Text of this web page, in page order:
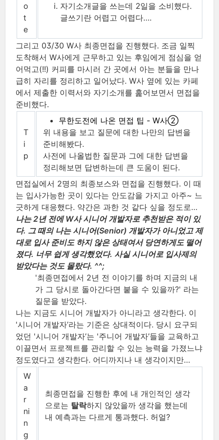
o
t
e
자기소개글을 쓰는데 2일을 소비했다.
글쓰기란 어렵고 어렵다…​.
그리고 03/30 W사 최종면접을 진행했다. 조금 일찍
도착해서 W사에게 근무하고 있는 후임에게 점심을 얻
어먹고(!!) 커피를 마시러 간 곳에서 아는 분들을 만나
급히 자리를 정리하고 일어났다. W사 옆에 있는 카페
에서 제출한 이력서와 자기소개를 훑어보면서 면접을
준비했다.
T
i
p
무한도전에 나온 면접 팁 - W사②
위 내용을 보고 질문에 대한 나만의 답변을
준비해봤다.
사전에 나올법한 질문과 그에 대한 답변을
정리해보면 답변하는데 큰 도움이 된다.
면접실에서 2명의 최종보스와 면접을 진행했다. 이 때
는 입사가능한 곳이 있다는 안도감을 가지고 아주~ 느
긋하게 대응했다. 약간은 과한 것 같다 싶을 정도로…​
나는 2년 전에 W사 시니어 개발자로 추천받은 적이 있
다. 그 때의 나는 시니어(Senior) 개발자가 아니었고 제
대로 입사 준비도 하지 않은 상태여서 당연하게도 떨어
졌다. 너무 쉽게 생각했었다. 사실 시니어로 입사제의
받았다는 것도 몰랐다. ^^;
'최종면접에서 2년 전 이야기를 하며 지금의 내
가 그 당시로 돌아간다면 붙을 수 있을까?' 라는
질문을 받았다.
나는 지금도 시니어 개발자가 아니라고 생각한다. 이
'시니어 개발자’라는 기준은 상대적이다. 당시 요구되
었던 '시니어 개발자’는 '주니어 개발자’들을 교육하고
이끌면서 프로젝트를 관리할 수 있는 능력을 가졌느냐
정도였다고 생각한다. 어디까지나 내 생각이지만…​
W
a
r
ni
n
g
최종면접을 진행한 후에 내 개인적인 생각
으로는 탈락하지 않았을까 생각을 했는데
내 예측과는 다르게 통과했다. 허얼?